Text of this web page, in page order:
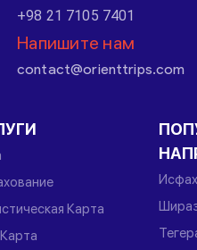
+98 21 7105 7401
Напишите нам
contact@orienttrips.com
Карта